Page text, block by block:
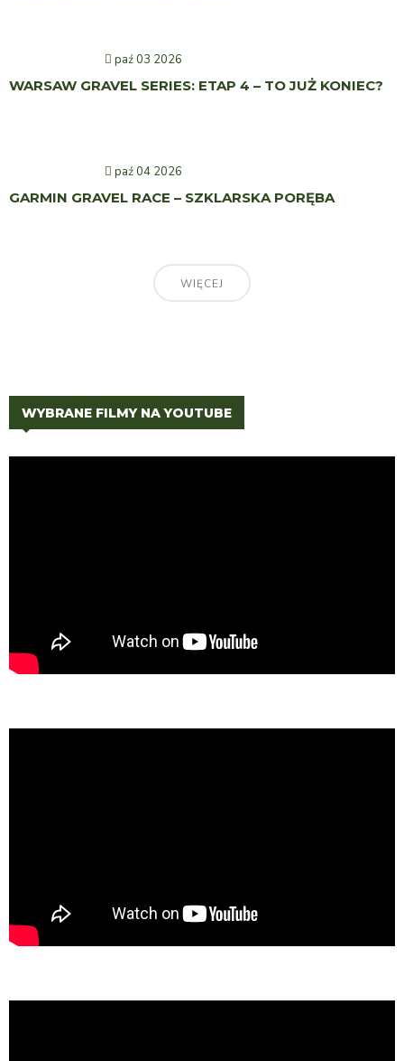
paź 03 2026
WARSAW GRAVEL SERIES: ETAP 4 – TO JUŻ KONIEC?
paź 04 2026
GARMIN GRAVEL RACE – SZKLARSKA PORĘBA
WIĘCEJ
WYBRANE FILMY NA YOUTUBE